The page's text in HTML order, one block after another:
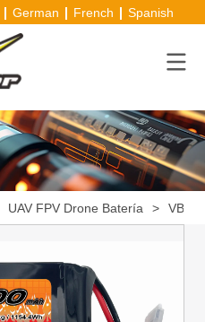
German French Spanish
UAV FPV Drone Batería >